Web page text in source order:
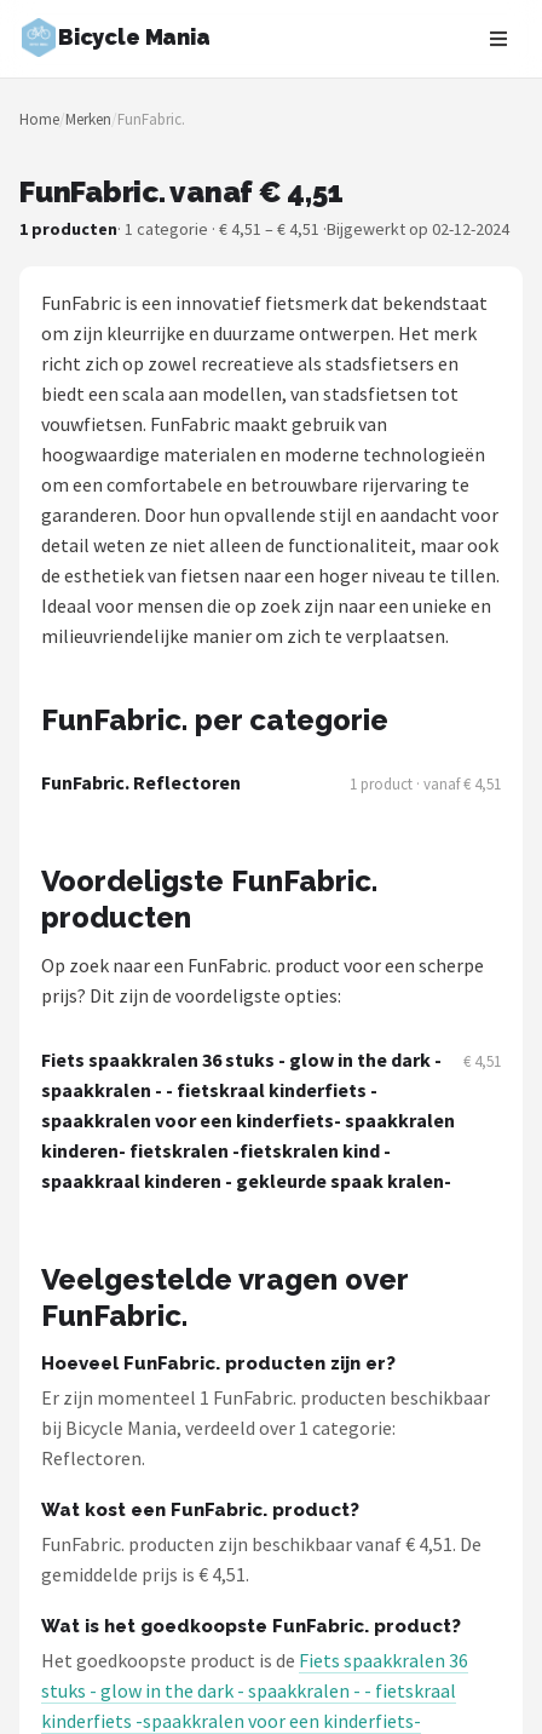
Bicycle Mania
Zoeken
NAVIGATIE
Merken
Blog
Fietsroutes
Stadsfietsen
Elektrische fietsen
Mountainbikes
Shop
Basil
Volare
AXA
New Looxs
Schwalbe
Voltano
Cortina
Alle merken →
Home/Merken/FunFabric.
FunFabric. vanaf € 4,51
1 producten· 1 categorie · € 4,51 – € 4,51 ·Bijgewerkt op 02-12-2024
FunFabric is een innovatief fietsmerk dat bekendstaat
om zijn kleurrijke en duurzame ontwerpen. Het merk
richt zich op zowel recreatieve als stadsfietsers en
biedt een scala aan modellen, van stadsfietsen tot
vouwfietsen. FunFabric maakt gebruik van
hoogwaardige materialen en moderne technologieën
om een comfortabele en betrouwbare rijervaring te
garanderen. Door hun opvallende stijl en aandacht voor
detail weten ze niet alleen de functionaliteit, maar ook
de esthetiek van fietsen naar een hoger niveau te tillen.
Ideaal voor mensen die op zoek zijn naar een unieke en
milieuvriendelijke manier om zich te verplaatsen.
FunFabric. per categorie
FunFabric. Reflectoren 1 product · vanaf € 4,51
Voordeligste FunFabric.
producten
Op zoek naar een FunFabric. product voor een scherpe
prijs? Dit zijn de voordeligste opties:
Fiets spaakkralen 36 stuks - glow in the dark -
spaakkralen - - fietskraal kinderfiets -
spaakkralen voor een kinderfiets- spaakkralen
kinderen- fietskralen -fietskralen kind -
spaakkraal kinderen - gekleurde spaak kralen-
€ 4,51
Veelgestelde vragen over
FunFabric.
Hoeveel FunFabric. producten zijn er?
Er zijn momenteel 1 FunFabric. producten beschikbaar
bij Bicycle Mania, verdeeld over 1 categorie:
Reflectoren.
Wat kost een FunFabric. product?
FunFabric. producten zijn beschikbaar vanaf € 4,51. De
gemiddelde prijs is € 4,51.
Wat is het goedkoopste FunFabric. product?
Het goedkoopste product is de Fiets spaakkralen 36
stuks - glow in the dark - spaakkralen - - fietskraal
kinderfiets -spaakkralen voor een kinderfiets-